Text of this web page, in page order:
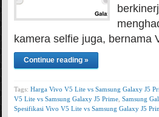
kamera selfie juga, bernama
Continue reading »
Tags: Harga Vivo V5 Lite vs Samsung Galaxy J5
V5 Lite vs Samsung Galaxy J5 Prime, Samsung
Spesifikasi Vivo V5 Lite vs Samsung Galaxy J5